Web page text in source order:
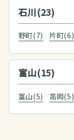
石川(23)
野町(7) 片町(6)
富山(15)
富山(5) 高岡(5)